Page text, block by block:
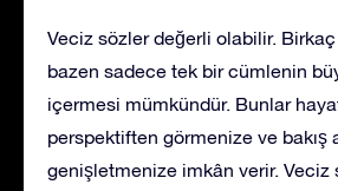
Veciz sözler değerli olabilir.
bazen sadece tek bir cümlenin
içermesi mümkündür. Bunlar
perspektiften görmenize ve bakış
genişletmenize imkân verir. Veciz